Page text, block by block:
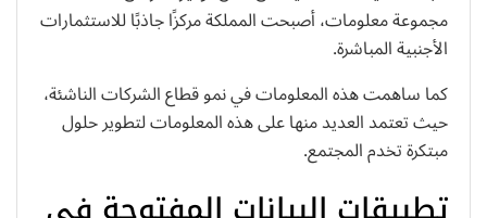
مجموعة معلومات، أصبحت المملكة مركزًا جاذبًا للاستثمارات
الأجنبية المباشرة.
كما ساهمت هذه المعلومات في نمو قطاع الشركات الناشئة،
حيث تعتمد العديد منها على هذه المعلومات لتطوير حلول
مبتكرة تخدم المجتمع.